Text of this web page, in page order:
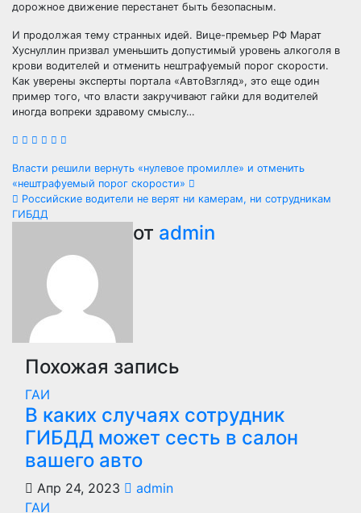
дорожное движение перестанет быть безопасным.
И продолжая тему странных идей. Вице-премьер РФ Марат
Хуснуллин призвал уменьшить допустимый уровень алкоголя в
крови водителей и отменить нештрафуемый порог скорости.
Как уверены эксперты портала «АвтоВзгляд», это еще один
пример того, что власти закручивают гайки для водителей
иногда вопреки здравому смыслу…
Навигация
по
Власти решили вернуть «нулевое промилле» и отменить
«нештрафуемый порог скорости»
Российские водители не верят ни камерам, ни сотрудникам
ГИБДД
от admin
Похожая запись
ГАИ
В каких случаях сотрудник
ГИБДД может сесть в салон
вашего авто
Апр 24, 2023
admin
ГАИ